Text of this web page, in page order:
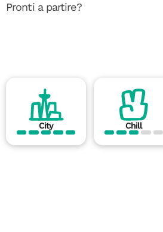
Pronti a partire?
City Chill